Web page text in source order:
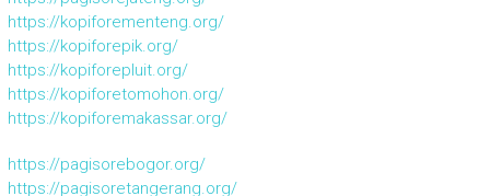
https://kopiforementeng.org/
https://kopiforepik.org/
https://kopiforepluit.org/
https://kopiforetomohon.org/
https://kopiforemakassar.org/
https://pagisorebogor.org/
https://pagisoretangerang.org/